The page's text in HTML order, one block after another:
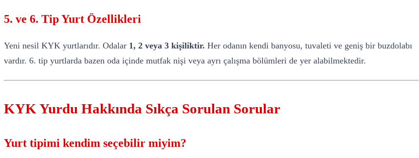
5. ve 6. Tip Yurt Özellikleri
Yeni nesil KYK yurtlarıdır. Odalar 1, 2 veya 3 kişiliktir. Her odanın kendi banyosu, tuvaleti ve geniş bir buzdolabı
vardır. 6. tip yurtlarda bazen oda içinde mutfak nişi veya ayrı çalışma bölümleri de yer alabilmektedir.
KYK Yurdu Hakkında Sıkça Sorulan Sorular
Yurt tipimi kendim seçebilir miyim?